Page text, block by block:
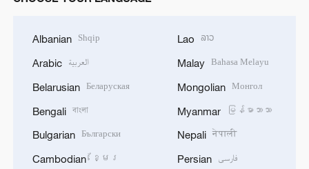
Albanian Shqip
Arabic العربية
Belarusian Беларуская
Bengali বাংলা
Bulgarian Български
Cambodian ខ្មែរ
Lao ລາວ
Malay Bahasa Melayu
Mongolian Монгол
Myanmar မြန်မာဘာသာ
Nepali नेपाली
Persian فارسی